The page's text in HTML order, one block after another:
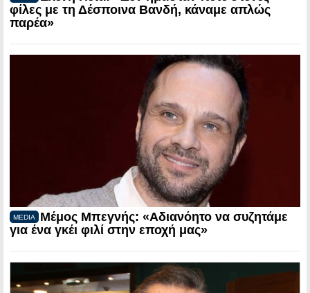
φίλες με τη Δέσποινα Βανδή, κάναμε απλώς
παρέα»
MEDIA
Μέμος Μπεγνής: «Αδιανόητο να συζητάμε
για ένα γκέι φιλί στην εποχή μας»